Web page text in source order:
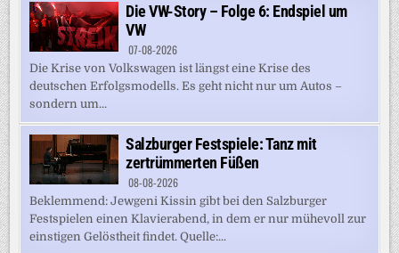
Die VW-Story – Folge 6: Endspiel um
VW
07-08-2026
Die Krise von Volkswagen ist längst eine Krise des
deutschen Erfolgsmodells. Es geht nicht nur um Autos –
sondern um...
Salzburger Festspiele: Tanz mit
zertrümmerten Füßen
08-08-2026
Beklemmend: Jewgeni Kissin gibt bei den Salzburger
Festspielen einen Klavierabend, in dem er nur mühevoll zur
einstigen Gelöstheit findet. Quelle:...